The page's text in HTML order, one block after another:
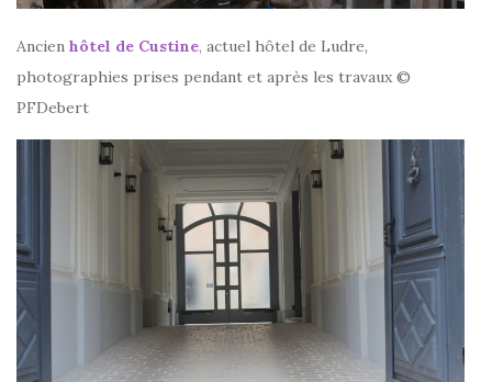
Ancien hôtel de Custine, actuel hôtel de Ludre,
photographies prises pendant et après les travaux ©
PFDebert